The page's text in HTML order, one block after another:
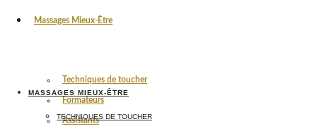
Massages Mieux-Être
Techniques de toucher
Formateurs
Assistants
MASSAGES MIEUX-ÊTRE
TECHNIQUES DE TOUCHER